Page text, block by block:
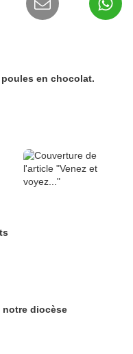
en chocolat.
notre diocèse